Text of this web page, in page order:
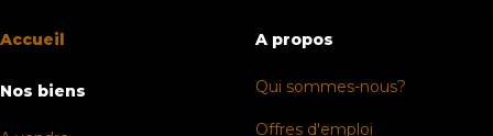
Accueil
Nos biens
A propos
Qui sommes-nous?
Offres d'emploi